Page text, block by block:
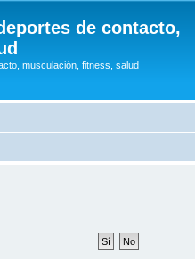
de contacto,
musculación, fitness, salud